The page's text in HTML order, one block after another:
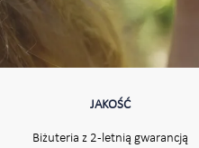
JAKOŚĆ
Biżuteria z 2-letnią gwarancją